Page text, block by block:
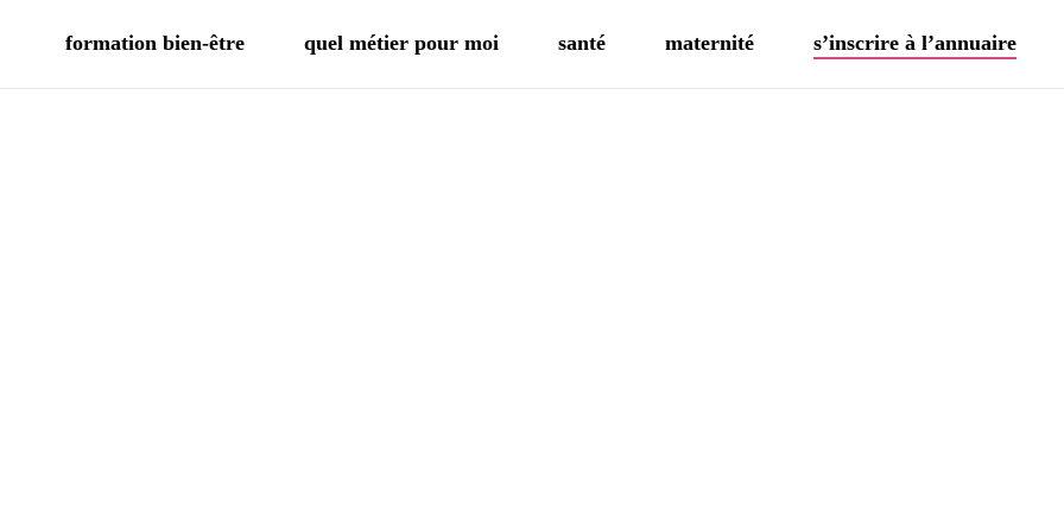
formation bien-être quel métier pour moi santé maternité s’inscrire à l’annuaire